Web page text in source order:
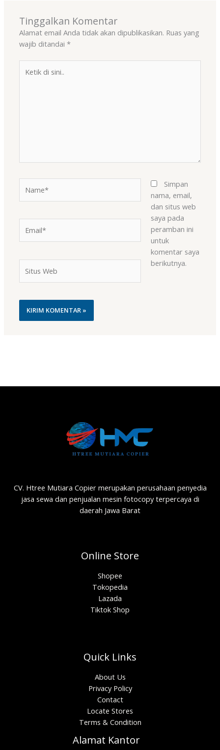
Tinggalkan Komentar
Alamat email Anda tidak akan dipublikasikan. Ruas yang
wajib ditandai*
Web
Simpan
nama, email,
dan situs web
saya pada
peramban ini
untuk
komentar saya
berikutnya.
CV. Htree Mutiara Copier merupakan perusahaan penyedia
jasa sewa dan penjualan mesin fotocopy terpercaya di
daerah Jawa Barat
Online Store
Shopee
Tokopedia
Lazada
Tiktok Shop
Quick Links
About Us
Privacy Policy
Contact
Locate Stores
Terms & Condition
Alamat Kantor